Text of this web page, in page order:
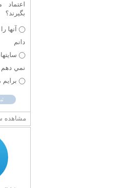
اعتماد
بگيرند؟
آنها
دانم
نمي دهم
مشاهده